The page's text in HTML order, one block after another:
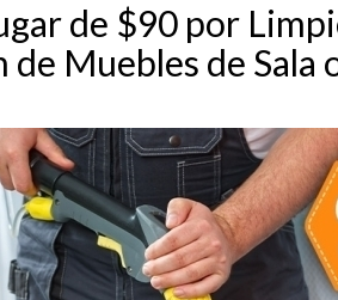
de $90 por
Muebles de Sala